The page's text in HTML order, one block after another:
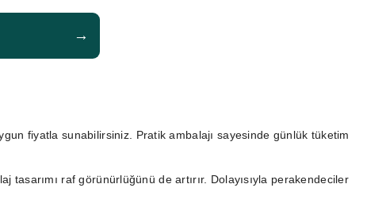
→
fiyatla sunabilirsiniz. Pratik ambalajı sayesinde günlük tüketim
raf görünürlüğünü de artırır. Dolayısıyla perakendeciler